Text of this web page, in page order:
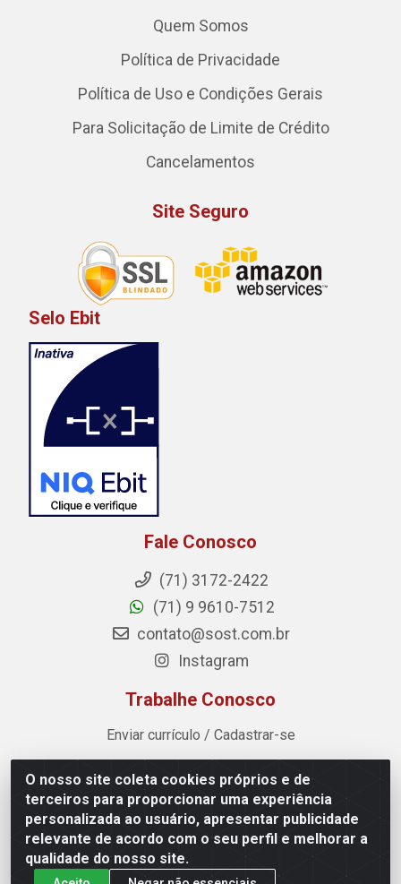
O nosso site coleta cookies próprios e de
terceiros para proporcionar uma experiência
personalizada ao usuário, apresentar publicidade
relevante de acordo com o seu perfil e melhorar a
qualidade do nosso site.
Quem Somos
Política de Privacidade
Política de Uso e Condições Gerais
Para Solicitação de Limite de Crédito
Cancelamentos
Site Seguro
Selo Ebit
Fale Conosco
(71) 3172-2422
(71) 9 9610-7512
contato@sost.com.br
Instagram
Trabalhe Conosco
Enviar currículo / Cadastrar-se
Sost Distribuidora - Rua Cândido Rissut, 254 - Recreio
Ipitanga, Lauro de Freitas/BA - CEP 42.700-590 - CNPJ
07.041.307/0001-80